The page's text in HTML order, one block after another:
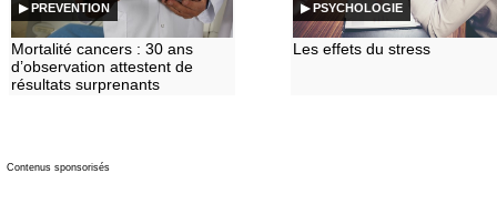
▶ PREVENTION
Mortalité cancers : 30 ans
d’observation attestent de
résultats surprenants
▶ PSYCHOLOGIE
Les effets du stress
Contenus sponsorisés